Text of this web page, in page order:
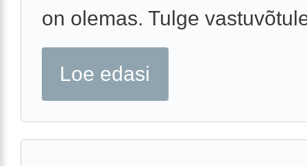
on olemas. Tulge
Loe edasi